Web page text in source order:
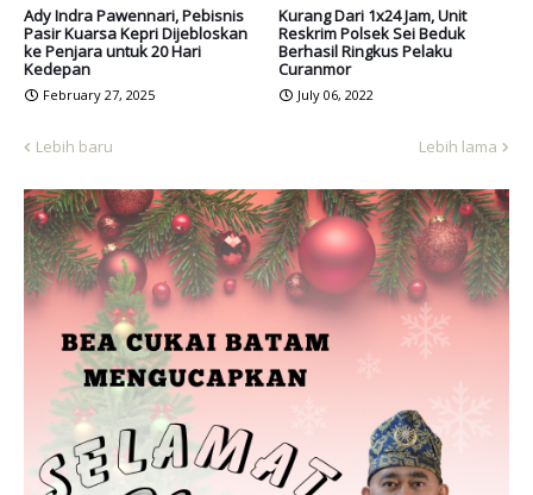
Ady Indra Pawennari, Pebisnis
Pasir Kuarsa Kepri Dijebloskan
ke Penjara untuk 20 Hari
Kedepan
February 27, 2025
Kurang Dari 1x24 Jam, Unit
Reskrim Polsek Sei Beduk
Berhasil Ringkus Pelaku
Curanmor
July 06, 2022
Lebih baru Lebih lama